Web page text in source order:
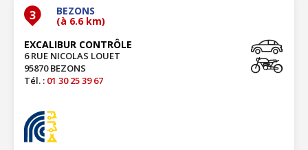
3 BEZONS
(à 6.6 km)
EXCALIBUR CONTRÔLE
6 RUE NICOLAS LOUET
95870 BEZONS
Tél. : 01 30 25 39 67